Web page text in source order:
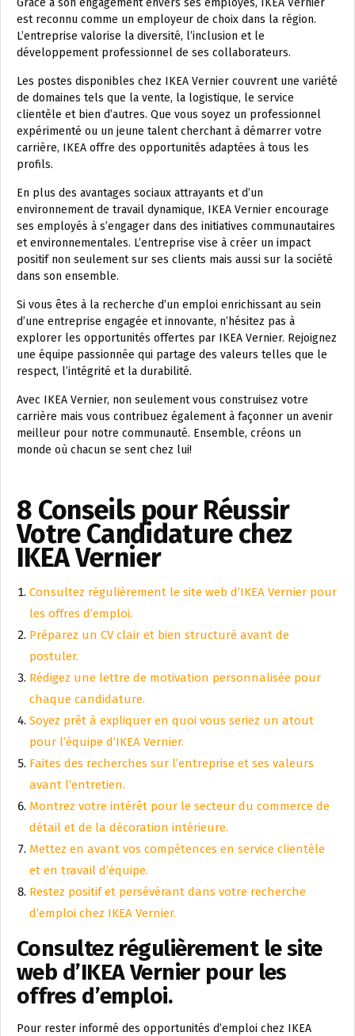
est reconnu comme un employeur de choix dans la région.
L’entreprise valorise la diversité, l’inclusion et le
développement professionnel de ses collaborateurs.
Les postes disponibles chez IKEA Vernier couvrent une variété
de domaines tels que la vente, la logistique, le service
clientèle et bien d’autres. Que vous soyez un professionnel
expérimenté ou un jeune talent cherchant à démarrer votre
carrière, IKEA offre des opportunités adaptées à tous les
profils.
En plus des avantages sociaux attrayants et d’un
environnement de travail dynamique, IKEA Vernier encourage
ses employés à s’engager dans des initiatives communautaires
et environnementales. L’entreprise vise à créer un impact
positif non seulement sur ses clients mais aussi sur la société
dans son ensemble.
Si vous êtes à la recherche d’un emploi enrichissant au sein
d’une entreprise engagée et innovante, n’hésitez pas à
explorer les opportunités offertes par IKEA Vernier. Rejoignez
une équipe passionnée qui partage des valeurs telles que le
respect, l’intégrité et la durabilité.
Avec IKEA Vernier, non seulement vous construisez votre
carrière mais vous contribuez également à façonner un avenir
meilleur pour notre communauté. Ensemble, créons un
monde où chacun se sent chez lui!
8 Conseils pour Réussir
Votre Candidature chez
IKEA Vernier
Consultez régulièrement le site web d’IKEA Vernier pour
les offres d’emploi.
Préparez un CV clair et bien structuré avant de
postuler.
Rédigez une lettre de motivation personnalisée pour
chaque candidature.
Soyez prêt à expliquer en quoi vous seriez un atout
pour l’équipe d’IKEA Vernier.
Faites des recherches sur l’entreprise et ses valeurs
avant l’entretien.
Montrez votre intérêt pour le secteur du commerce de
détail et de la décoration intérieure.
Mettez en avant vos compétences en service clientèle
et en travail d’équipe.
Restez positif et persévérant dans votre recherche
d’emploi chez IKEA Vernier.
Consultez régulièrement le site
web d’IKEA Vernier pour les
offres d’emploi.
Pour rester informé des opportunités d’emploi chez IKEA